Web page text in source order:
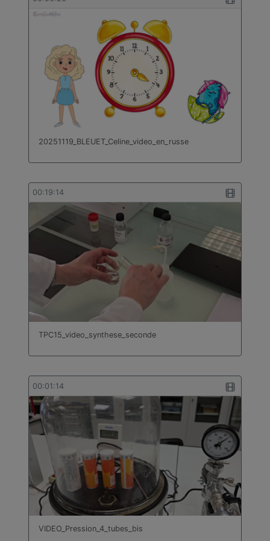
20251119_BLEUET_Celine_video_en_russe
00:19:14
TPC15_video_synthese_seconde
00:01:14
VIDEO_Pression_4_tubes_bis
bâtiment
Travail des métaux en feuilles
Turc